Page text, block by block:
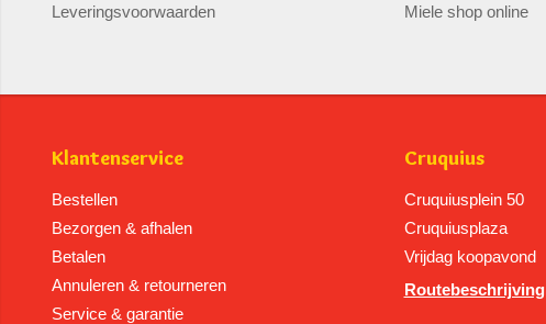
Leveringsvoorwaarden
Miele shop online
Klantenservice
Bestellen
Bezorgen & afhalen
Betalen
Annuleren & retourneren
Service & garantie
Cruquius
Cruquiusplein 50
Cruquiusplaza
Vrijdag koopavond
Routebeschrijving